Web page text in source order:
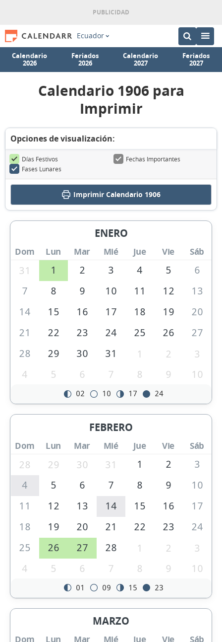
Ecuador
Calendario
2026
Feriados
2026
Calendario
2027
Feriados
2027
Calendario 1906 para
Imprimir
Opciones de visualización:
Días Festivos
Fechas Importantes
Fases Lunares
ImprimirCalendario 1906
ENERO
Dom Lun Mar Mié Jue Vie Sáb
31 1 2 3 4 5
6
7
8 9 10 11 12
13
14
15 16 17 18 19
20
21
22 23 24 25 26
27
28
29 30 31 1 2
3
4
5 6 7 8 9 10
02 10 17 24
FEBRERO
Dom Lun Mar Mié Jue Vie Sáb
28 29 30 31 1 2
3
4
5 6 7 8 9
10
11
12 13 14 15 16
17
18
19 20 21 22 23
24
25
26 27 28 1 2
3
4
5 6 7 8 9 10
01 09 15 23
MARZO
Dom Lun Mar Mié Jue Vie Sáb